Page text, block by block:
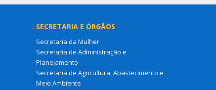
SECRETARIA E ÓRGÃOS
Secretaria da Mulher
Secretaria de Administração e
Planejamento
Secretaria de Agricultura, Abastecimento e
Meio Ambiente